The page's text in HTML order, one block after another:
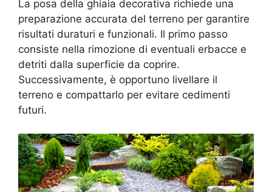
La posa della ghiaia decorativa richiede una
preparazione accurata del terreno per garantire
risultati duraturi e funzionali. Il primo passo
consiste nella rimozione di eventuali erbacce e
detriti dalla superficie da coprire.
Successivamente, è opportuno livellare il
terreno e compattarlo per evitare cedimenti
futuri.